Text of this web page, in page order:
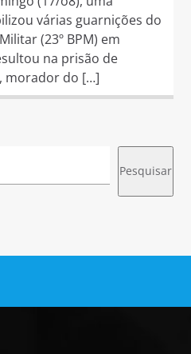
várias guarnições do
(23º BPM) em
na prisão de
morador do […]
Pesquisar